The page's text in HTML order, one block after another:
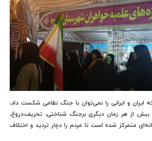
ایران و ایرانی را نمی‌توان با جنگ نظامی شکست داد،
بیش از هر زمان دیگری برجنگ شناختی، تحریف،دروغ،
متمرکز شده است تا مردم را دچار تردید و اختلاف